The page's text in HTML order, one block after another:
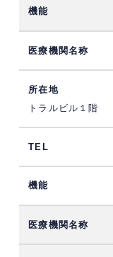
トラルビル１階